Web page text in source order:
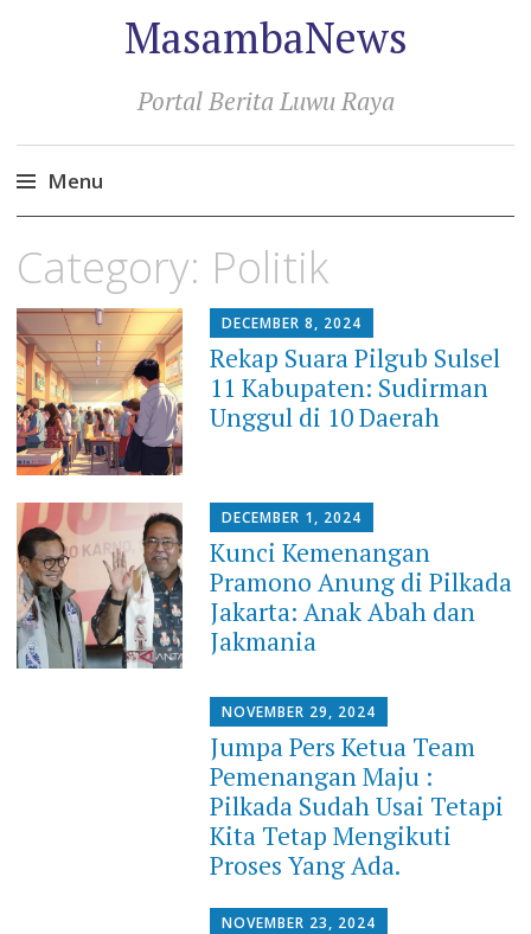
MasambaNews
Portal Berita Luwu Raya
Menu
to
Category: Politik
DECEMBER 8, 2024
Rekap Suara Pilgub Sulsel
11 Kabupaten: Sudirman
Unggul di 10 Daerah
DECEMBER 1, 2024
Kunci Kemenangan
Pramono Anung di Pilkada
Jakarta: Anak Abah dan
Jakmania
NOVEMBER 29, 2024
Jumpa Pers Ketua Team
Pemenangan Maju :
Pilkada Sudah Usai Tetapi
Kita Tetap Mengikuti
Proses Yang Ada.
NOVEMBER 23, 2024